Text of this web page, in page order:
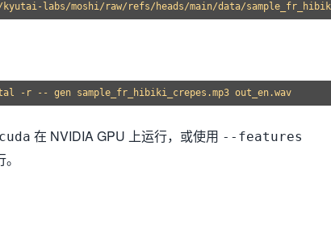
在 NVIDIA GPU 上运行，或使用 --features